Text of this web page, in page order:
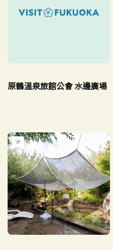
原鶴溫泉旅館公會 水邊廣場